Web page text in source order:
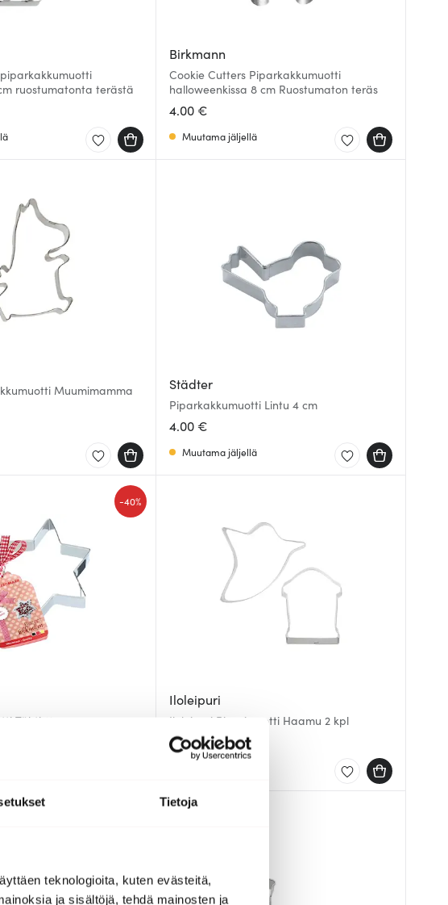
Tietoja
teknologioita, kuten evästeitä,
ja sisältöjä, tehdä mainosten ja
ruostumatonta terästä
Birkmann
Cookie Cutters Piparkakkumuotti
halloweenkissa 8 cm Ruostumaton teräs
4.00 €
Muutama jäljellä
Muumimamma
Städter
Piparkakkumuotti Lintu 4 cm
4.00 €
Muutama jäljellä
Tähti 12 cm
-40%
Iloleipuri
Iloleipuri Piparimuotti Haamu 2 kpl
7.99 €